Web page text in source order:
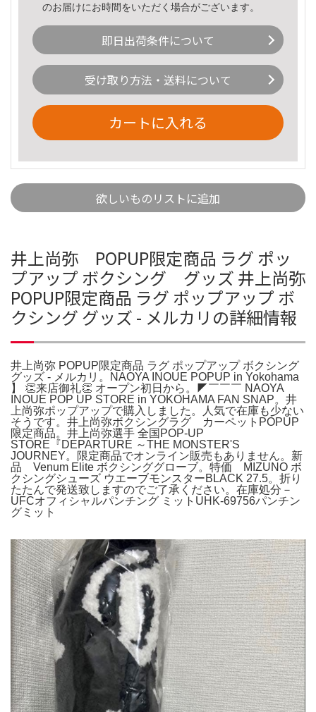
のお届けにお時間をいただく場合がございます。
即日出荷条件について
受け取り方法・送料について
カートに入れる
欲しいものリストに追加
井上尚弥 POPUP限定商品 ラグ ポッ
プアップ ボクシング グッズ 井上尚弥
POPUP限定商品 ラグ ポップアップ ボ
クシング グッズ - メルカリの詳細情報
井上尚弥 POPUP限定商品 ラグ ポップアップ ボクシング
グッズ - メルカリ。NAOYA INOUE POPUP in Yokohama
】 👏来店御礼👏 オープン初日から。◤￣￣￣ NAOYA
INOUE POP UP STORE in YOKOHAMA FAN SNAP。井
上尚弥ポップアップで購入しました。人気で在庫も少ない
そうです。井上尚弥ボクシングラグ カーペットPOPUP
限定商品。井上尚弥選手 全国POP-UP
STORE『DEPARTURE ～THE MONSTER'S
JOURNEY。限定商品でオンライン販売もありません。新
品 Venum Elite ボクシンググローブ。特価 MIZUNO ボ
クシングシューズ ウエーブモンスターBLACK 27.5。折り
たたんで発送致しますのでご了承ください。在庫処分－
UFCオフィシャルパンチング ミットUHK-69756パンチン
グミット